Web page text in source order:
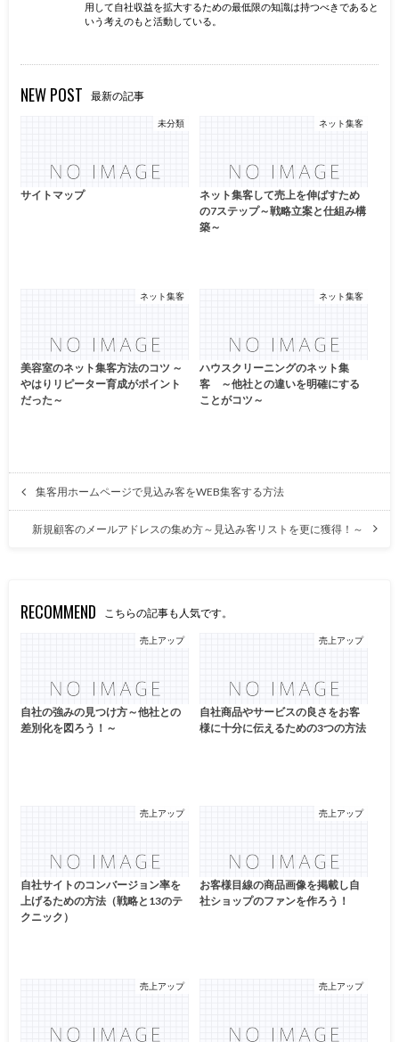
用して自社収益を拡大するための最低限の知識は持つべきであると
いう考えのもと活動している。
NEW POST 最新の記事
未分類
サイトマップ
ネット集客
ネット集客して売上を伸ばすため
の7ステップ～戦略立案と仕組み構
築～
ネット集客
美容室のネット集客方法のコツ ～
やはりリピーター育成がポイント
だった～
ネット集客
ハウスクリーニングのネット集
客 ～他社との違いを明確にする
ことがコツ～
集客用ホームページで見込み客をWEB集客する方法
新規顧客のメールアドレスの集め方～見込み客リストを更に獲得！～
RECOMMEND こちらの記事も人気です。
売上アップ
自社の強みの見つけ方～他社との
差別化を図ろう！～
売上アップ
自社商品やサービスの良さをお客
様に十分に伝えるための3つの方法
売上アップ
自社サイトのコンバージョン率を
上げるための方法（戦略と13のテ
クニック）
売上アップ
お客様目線の商品画像を掲載し自
社ショップのファンを作ろう！
売上アップ 売上アップ